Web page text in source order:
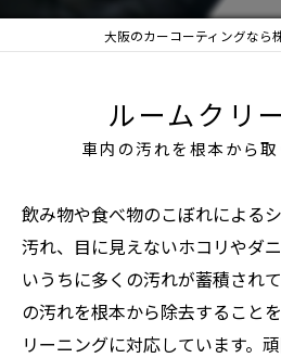
大阪のカーコーティングなら
ルームクリ
車内の汚れを根本から
飲み物や食べ物のこぼれによる
汚れ、目に見えないホコリやダ
いうちに多くの汚れが蓄積され
の汚れを根本から除去すること
リーニングに対応しています。